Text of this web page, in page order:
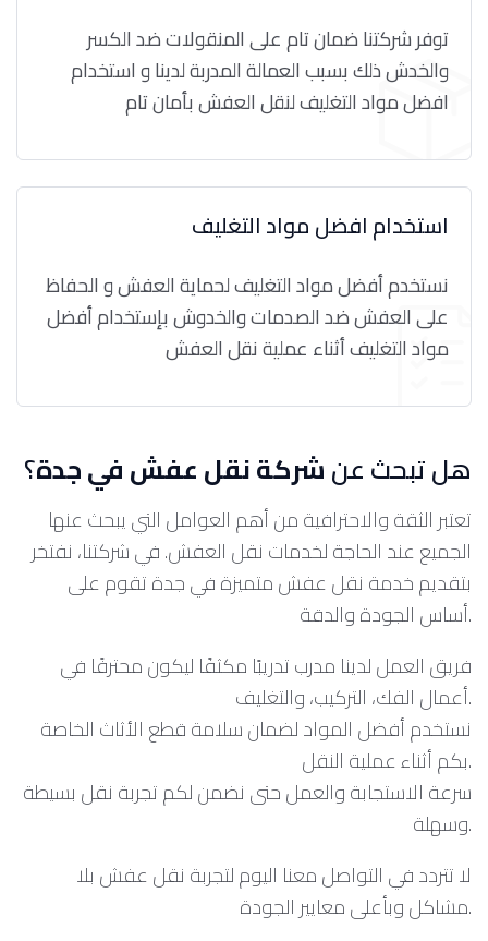
توفر شركتنا ضمان تام على المنقولات ضد الكسر
والخدش ذلك بسبب العمالة المدربة لدينا و استخدام
افضل مواد التغليف لنقل العفش بأمان تام
استخدام افضل مواد التغليف
نستخدم أفضل مواد التغليف لحماية العفش و الحفاظ
على العفش ضد الصدمات والخدوش بإستخدام أفضل
مواد التغليف أثناء عملية نقل العفش
هل تبحث عنشركة نقل عفش في جدة؟
تعتبر الثقة والاحترافية من أهم العوامل التي يبحث عنها
الجميع عند الحاجة لخدمات نقل العفش. في شركتنا، نفتخر
بتقديم خدمة نقل عفش متميزة في جدة تقوم على
أساس الجودة والدقة.
أعمال الفك، التركيب، والتغليف.
نستخدم أفضل المواد لضمان سلامة قطع الأثاث الخاصة
بكم أثناء عملية النقل.
سرعة الاستجابة والعمل حتى نضمن لكم تجربة نقل بسيطة
وسهلة.
لا تتردد في التواصل معنا اليوم لتجربة نقل عفش بلا
مشاكل وبأعلى معايير الجودة.